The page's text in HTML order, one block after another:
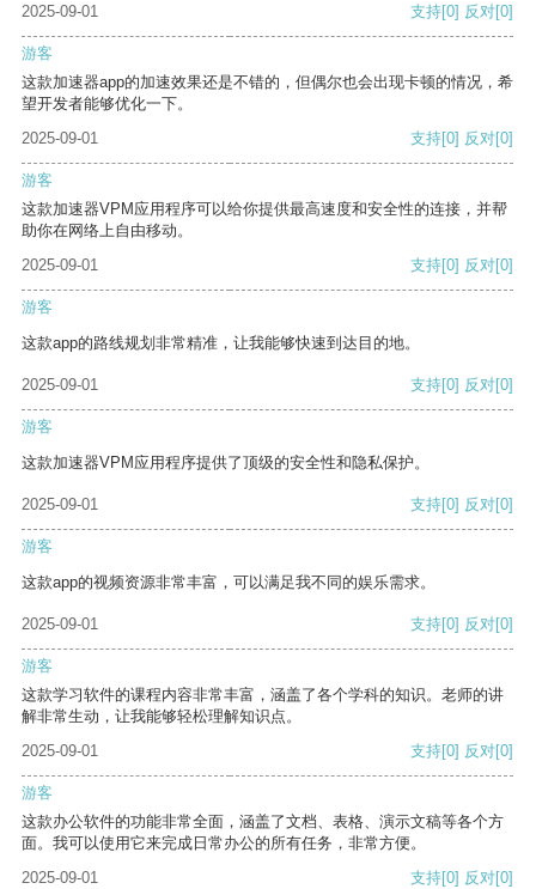
2025-09-01
支持[0] 反对[0]
游客
这款加速器app的加速效果还是不错的，但偶尔也会出现卡顿的情况，希
望开发者能够优化一下。
2025-09-01
支持[0] 反对[0]
游客
这款加速器VPM应用程序可以给你提供最高速度和安全性的连接，并帮
助你在网络上自由移动。
2025-09-01
支持[0] 反对[0]
游客
这款app的路线规划非常精准，让我能够快速到达目的地。
2025-09-01 支持[0] 反对[0]
游客
这款加速器VPM应用程序提供了顶级的安全性和隐私保护。
2025-09-01 支持[0] 反对[0]
游客
这款app的视频资源非常丰富，可以满足我不同的娱乐需求。
2025-09-01 支持[0] 反对[0]
游客
这款学习软件的课程内容非常丰富，涵盖了各个学科的知识。老师的讲
解非常生动，让我能够轻松理解知识点。
2025-09-01
支持[0] 反对[0]
游客
这款办公软件的功能非常全面，涵盖了文档、表格、演示文稿等各个方
面。我可以使用它来完成日常办公的所有任务，非常方便。
2025-09-01
支持[0] 反对[0]